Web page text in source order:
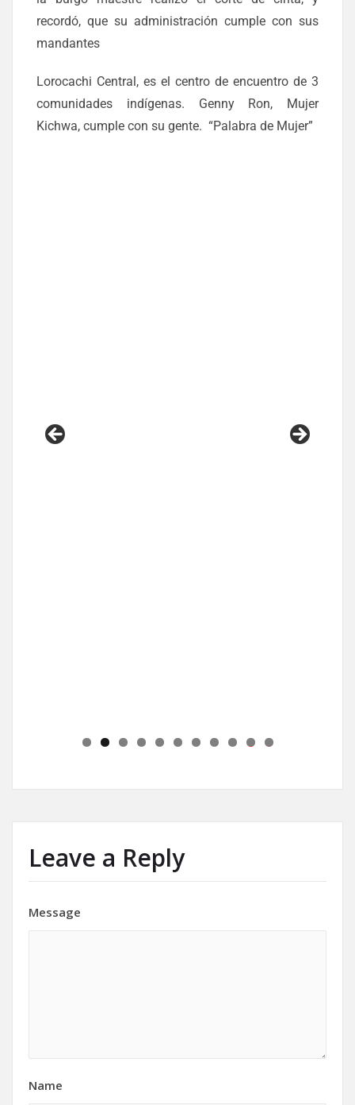
recordó, que su administración cumple con sus
mandantes
Lorocachi Central, es el centro de encuentro de 3
comunidades indígenas. Genny Ron, Mujer
Kichwa, cumple con su gente. “Palabra de Mujer”
0 1
Leave a Reply
Message
Name